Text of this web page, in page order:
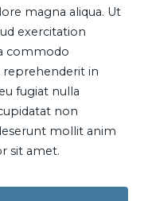
magna aliqua. Ut
exercitation
commodo
reprehenderit in
fugiat nulla
non
mollit anim
sit amet.